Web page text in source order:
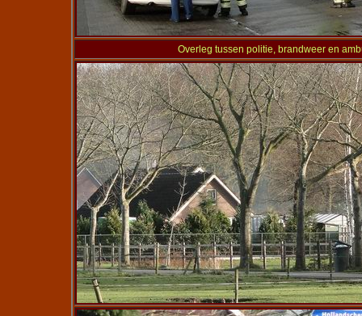
Overleg tussen politie, brandweer en